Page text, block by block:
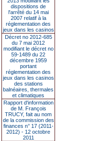
dispositions de
l'arrêté du 14 mai
2007 relatif à la
réglementation des
jeux dans les casinos
Décret no 2012-685
du 7 mai 2012
modifiant le décret no
59-1489 du 22
décembre 1959
portant
réglementation des
jeux dans les casinos
des stations
balnéaires, thermales
et climatiques
Rapport d'information
de M. François
TRUCY, fait au nom
de la commission des
finances n° 17 (2011-
2012) - 12 octobre
2011